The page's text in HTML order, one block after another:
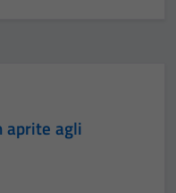
aprite agli